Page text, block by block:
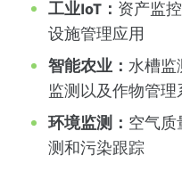
工业IoT： 资产监
设施管理应用
智能农业：水槽监
监测以及作物管理
环境监测： 空气
测和污染跟踪